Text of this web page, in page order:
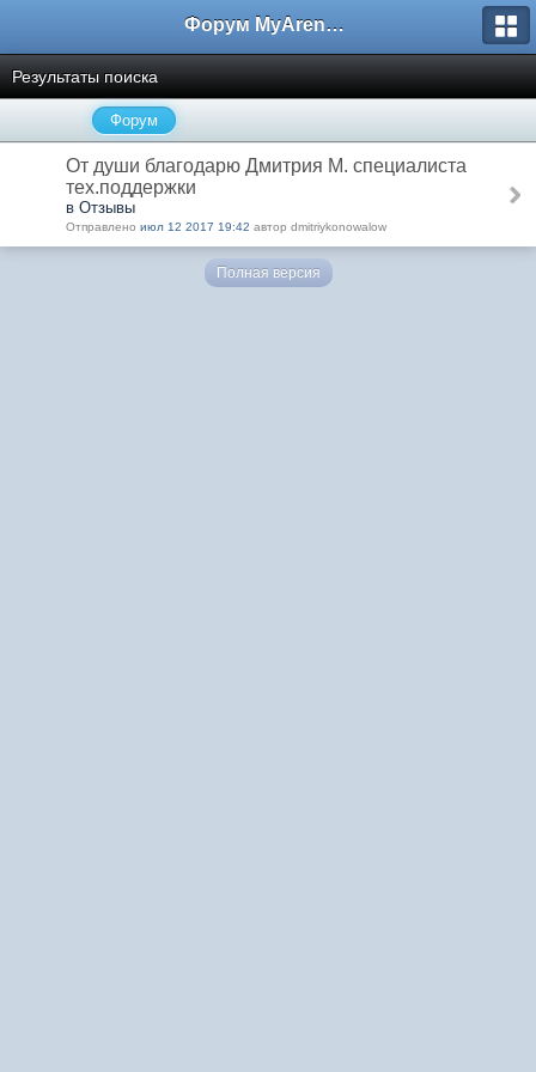
Форум MyArena.ru
Результаты поиска
Форум
От души благодарю Дмитрия М. специалиста
тех.поддержки
в Отзывы
Отправлено июл 12 2017 19:42 автор dmitriykonowalow
Полная версия